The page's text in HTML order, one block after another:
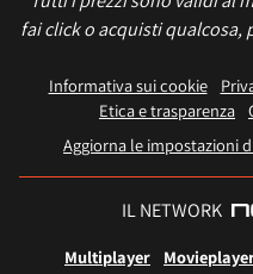
fai click o acquisti qualcosa,
Informativa sui cookie
Etica e trasparenza
Aggiorna le impostazioni
IL NETWORK
Multiplayer